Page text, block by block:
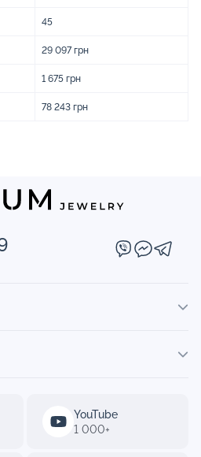
45
29 097 грн
1 675 грн
78 243 грн
YouTube
1 000+